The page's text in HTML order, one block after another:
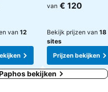
van 12
van € 120
Bekijk prijzen van 18
sites
Prijzen bekijken
bekijken